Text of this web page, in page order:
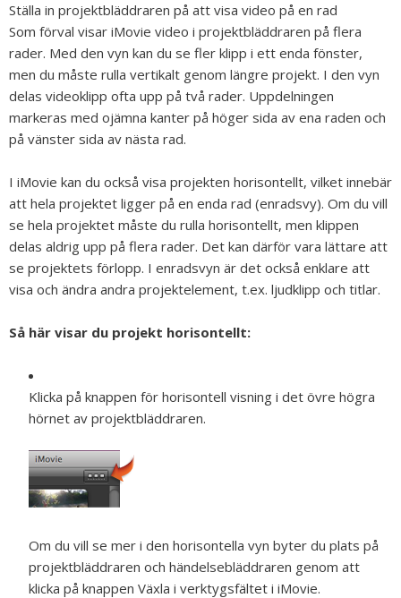
Ställa in projektbläddraren på att visa video på en rad
Som förval visar iMovie video i projektbläddraren på flera
rader. Med den vyn kan du se fler klipp i ett enda fönster,
men du måste rulla vertikalt genom längre projekt. I den vyn
delas videoklipp ofta upp på två rader. Uppdelningen
markeras med ojämna kanter på höger sida av ena raden och
på vänster sida av nästa rad.
I iMovie kan du också visa projekten horisontellt, vilket innebär
att hela projektet ligger på en enda rad (enradsvy). Om du vill
se hela projektet måste du rulla horisontellt, men klippen
delas aldrig upp på flera rader. Det kan därför vara lättare att
se projektets förlopp. I enradsvyn är det också enklare att
visa och ändra andra projektelement, t.ex. ljudklipp och titlar.
Så här visar du projekt horisontellt:
Klicka på knappen för horisontell visning i det övre högra
hörnet av projektbläddraren.
Om du vill se mer i den horisontella vyn byter du plats på
projektbläddraren och händelsebläddraren genom att
klicka på knappen Växla i verktygsfältet i iMovie.